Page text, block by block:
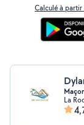
Calculé à partir
La